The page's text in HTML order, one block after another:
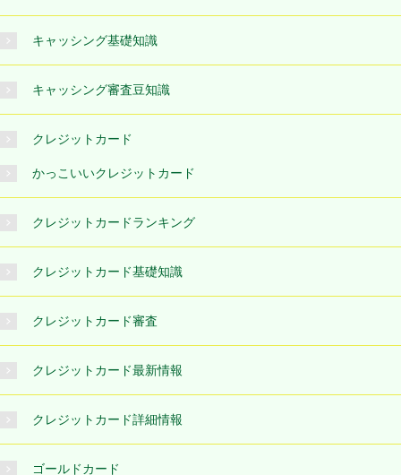
キャッシング基礎知識
キャッシング審査豆知識
クレジットカード
かっこいいクレジットカード
クレジットカードランキング
クレジットカード基礎知識
クレジットカード審査
クレジットカード最新情報
クレジットカード詳細情報
ゴールドカード